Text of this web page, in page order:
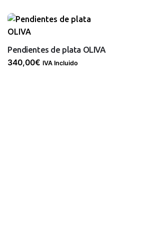
Pendientes de plata OLIVA
340,00€ IVA Incluido